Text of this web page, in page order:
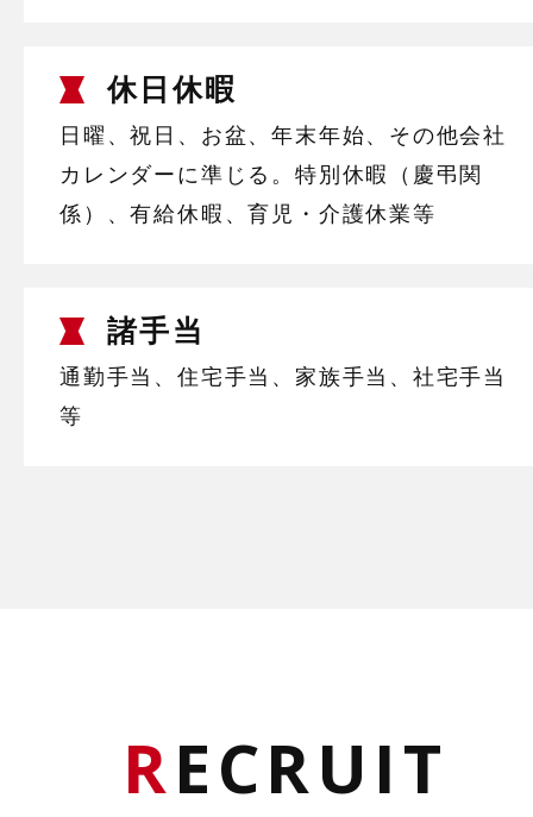
休日休暇
日曜、祝日、お盆、年末年始、その他会社
カレンダーに準じる。特別休暇（慶弔関
係）、有給休暇、育児・介護休業等
諸手当
通勤手当、住宅手当、家族手当、社宅手当
等
RECRUIT